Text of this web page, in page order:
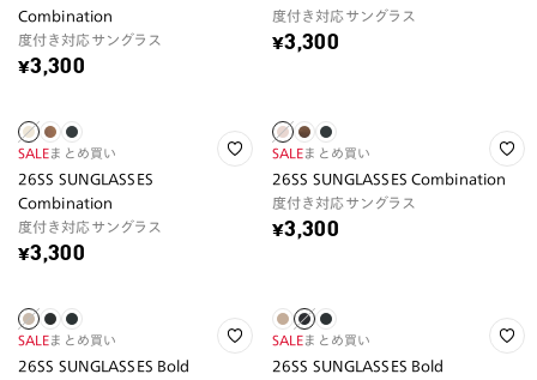
Combination
度付き対応サングラス
¥3,300
度付き対応サングラス
¥3,300
SALEまとめ買い
26SS SUNGLASSES
Combination
度付き対応サングラス
¥3,300
SALEまとめ買い
26SS SUNGLASSES Combination
度付き対応サングラス
¥3,300
SALEまとめ買い
26SS SUNGLASSES Bold
SALEまとめ買い
26SS SUNGLASSES Bold